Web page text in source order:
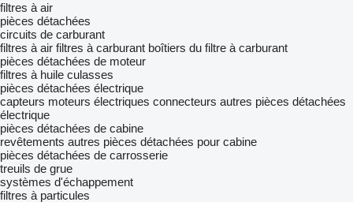
filtres à air
pièces détachées
circuits de carburant
filtres à air filtres à carburant boîtiers du filtre à carburant
pièces détachées de moteur
filtres à huile culasses
pièces détachées électrique
capteurs moteurs électriques connecteurs autres pièces détachées
électrique
pièces détachées de cabine
revêtements autres pièces détachées pour cabine
pièces détachées de carrosserie
treuils de grue
systèmes d'échappement
filtres à particules